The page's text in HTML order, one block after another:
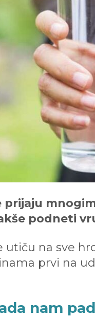
podneti
na sve
prvi na
nam